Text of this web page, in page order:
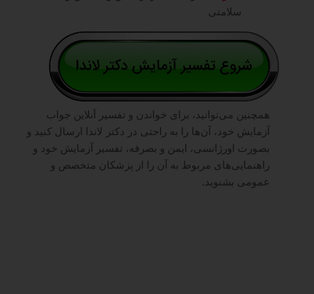
سلامتی
همچنین می‌توانید، برای خواندن و تفسیر آنلاین جواب
آزمایش خود، آن‌ها را به راحتی در دکتر لاندا ارسال کنید و
بصورت اورژانسی، ایمن و بصرفه، تفسیر آزمایش خود و
راهنمایی‌های مربوط به آن را از پزشکان متخصص و
عمومی بشنوید.